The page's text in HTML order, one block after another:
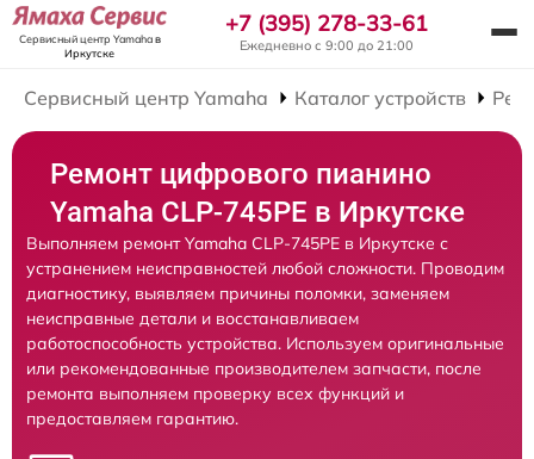
Сервисный центр Yamahaв
Иркутске
+7 (395) 278-33-61
Ежедневно с 9:00 до 21:00
Сервисный центр Yamaha Каталог устройств
Ремонт цифрового пианино
Yamaha CLP-745PE в Иркутске
Выполняем ремонт Yamaha CLP-745PE в Иркутске с
устранением неисправностей любой сложности. Проводим
диагностику, выявляем причины поломки, заменяем
неисправные детали и восстанавливаем
работоспособность устройства. Используем оригинальные
или рекомендованные производителем запчасти, после
ремонта выполняем проверку всех функций и
предоставляем гарантию.